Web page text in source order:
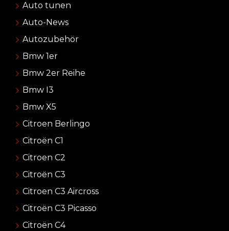
Auto tunen
Auto-News
Autozubehör
Bmw 1er
Bmw 2er Reihe
Bmw I3
Bmw X5
Citroen Berlingo
Citroën C1
Citroen C2
Citroën C3
Citroen C3 Aircross
Citroën C3 Picasso
Citroën C4